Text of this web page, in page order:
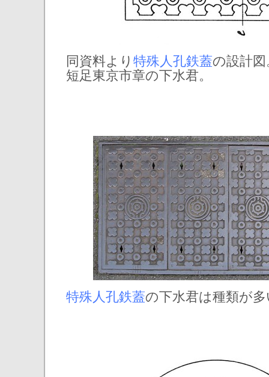
同資料より 特殊人孔鉄蓋の設計
短足東京市章の下水君。
特殊人孔鉄蓋の下水君は種類が